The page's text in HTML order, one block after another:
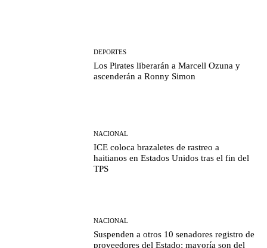
DEPORTES
Los Pirates liberarán a Marcell Ozuna y
ascenderán a Ronny Simon
NACIONAL
ICE coloca brazaletes de rastreo a
haitianos en Estados Unidos tras el fin del
TPS
NACIONAL
Suspenden a otros 10 senadores registro de
proveedores del Estado; mayoría son del